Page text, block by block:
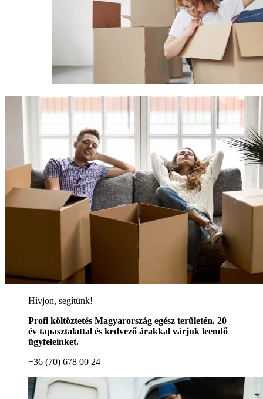
Hívjon, segítünk!
Profi költöztetés Magyarország egész területén. 20
év tapasztalattal és kedvező árakkal várjuk leendő
ügyfeleinket.
+36 (70) 678 00 24